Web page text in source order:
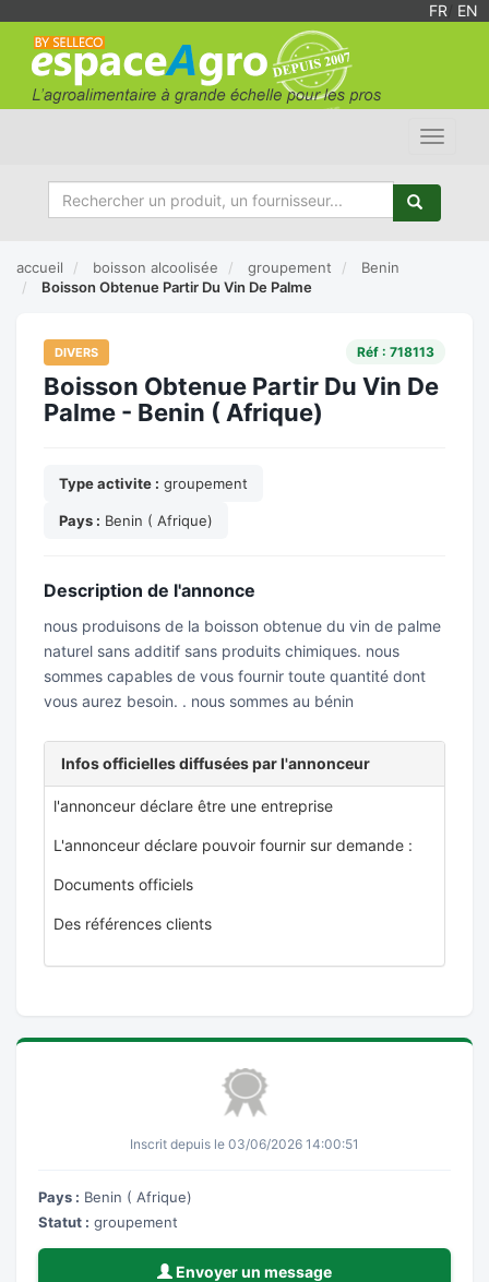
FR EN
Toggle
accueil boisson alcoolisée groupement
Benin
Boisson Obtenue Partir Du Vin De Palme
DIVERS Réf : 718113
Boisson Obtenue Partir Du Vin De
Palme - Benin ( Afrique)
Type activite : groupement
Pays : Benin ( Afrique)
Description de l'annonce
nous produisons de la boisson obtenue du vin de palme
naturel sans additif sans produits chimiques. nous
sommes capables de vous fournir toute quantité dont
vous aurez besoin. . nous sommes au bénin
Infos officielles diffusées par l'annonceur
l'annonceur déclare être une entreprise
L'annonceur déclare pouvoir fournir sur demande :
Documents officiels
Des références clients
Inscrit depuis le 03/06/2026 14:00:51
Pays : Benin ( Afrique)
Statut : groupement
Envoyer un message